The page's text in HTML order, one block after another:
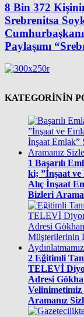
8 Bin 372
Srebrenitsa
Paylaşımı
KATEGORİNİN
1 Başarılı
ki; ”İnşaat ve Emlak Sektörünün Gözde Adresi Gökhan
Alıç İnşaat
Bizleri
2 Eğitimli Tanınmış Genç Emlak Danışmanı BERHAN
TELEVİ
Adresi Gökhan Alıç İnşaat Emlak” Siz
Aramanız